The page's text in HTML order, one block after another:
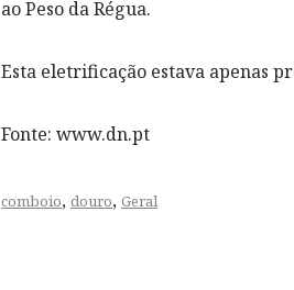
ao Peso da Régua.
Esta eletrificação estava apenas
Fonte: www.dn.pt
comboio, douro, Geral